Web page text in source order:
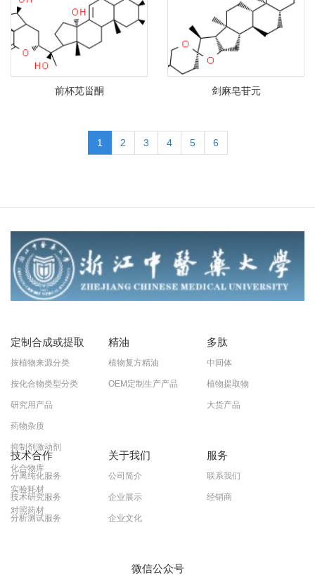
前杯苋甾酮 剑麻皂苷元
1 2 3 4 5 6
定制合成或提取
按植物来源分类
按化合物类型分类
研究用产品
药物杂质
抑制剂激动剂
化合物库
实验耗材
对照药材
精油
植物复方精油
OEM定制生产产品
多肽
中间体
植物提取物
大货产品
技术合作
分离纯化服务
技术研究服务
分析测试服务
关于我们
公司简介
企业展示
企业文化
服务
联系我们
经销商
微信公众号